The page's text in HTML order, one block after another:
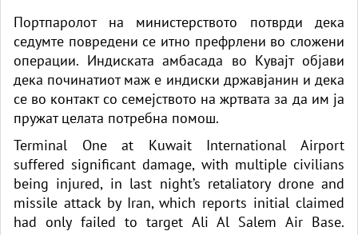
Портпаролот на министерството потврди дека
седумте повредени се итно префрлени во сложени
операции. Индиската амбасада во Кувајт објави
дека починатиот маж е индиски државјанин и дека
се во контакт со семејството на жртвата за да им ја
пружат целата потребна помош.
Terminal One at Kuwait International Airport
suffered significant damage, with multiple civilians
being injured, in last night’s retaliatory drone and
missile attack by Iran, which reports initial claimed
had only failed to target Ali Al Salem Air Base.